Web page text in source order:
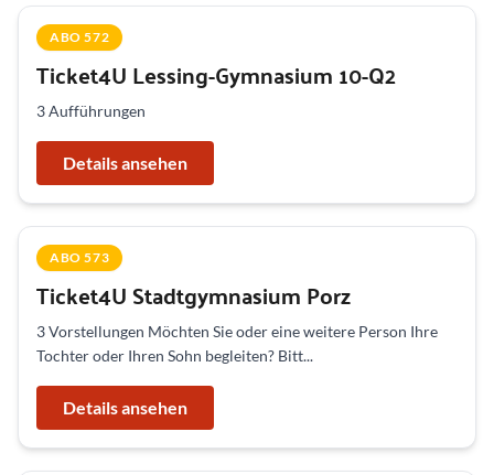
ABO 572
Ticket4U Lessing-Gymnasium 10-Q2
3 Aufführungen
Details ansehen
ABO 573
Ticket4U Stadtgymnasium Porz
3 Vorstellungen Möchten Sie oder eine weitere Person Ihre
Tochter oder Ihren Sohn begleiten? Bitt...
Details ansehen